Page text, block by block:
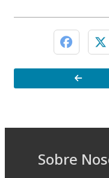
Sobre